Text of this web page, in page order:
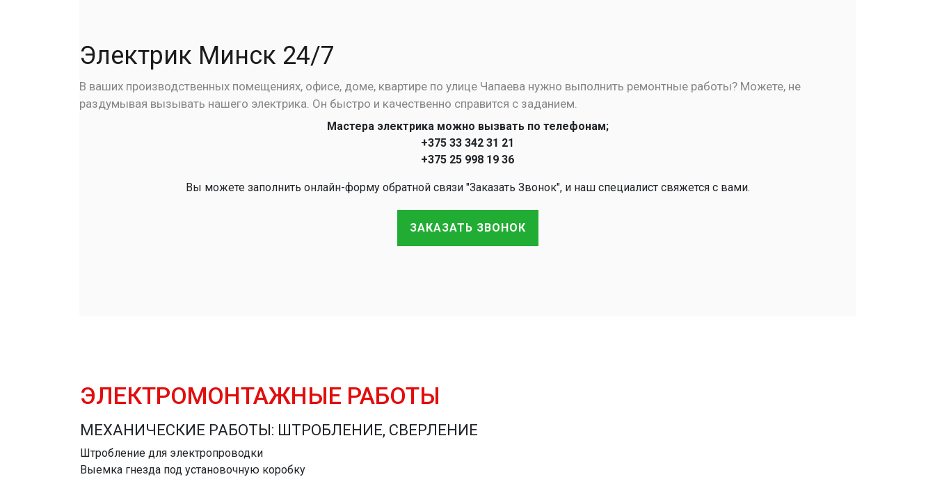
Электрик Минск 24/7
В ваших производственных помещениях, офисе, доме, квартире по улице Чапаева нужно выполнить ремонтные работы? Можете, не
раздумывая вызывать нашего электрика. Он быстро и качественно справится с заданием.
Мастера электрика можно вызвать по телефонам;
+375 33 342 31 21
+375 25 998 19 36
Вы можете заполнить онлайн-форму обратной связи "Заказать Звонок", и наш специалист свяжется с вами.
ЗАКАЗАТЬ ЗВОНОК
ЭЛЕКТРОМОНТАЖНЫЕ РАБОТЫ
МЕХАНИЧЕСКИЕ РАБОТЫ: ШТРОБЛЕНИЕ, СВЕРЛЕНИЕ
Штробление для электропроводки
Выемка гнезда под установочную коробку